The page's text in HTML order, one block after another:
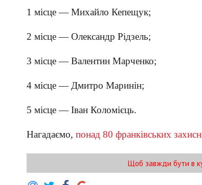
1 місце — Михайло Кепещук;
2 місце — Олександр Рідзель;
3 місце — Валентин Марченко;
4 місце — Дмитро Маринін;
5 місце — Іван Коломієць.
Нагадаємо, понад 80 франківських
Щоб завжди бути в